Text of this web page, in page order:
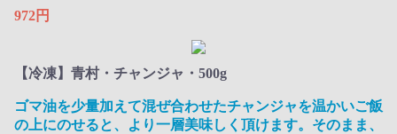
972円
【冷凍】青村・チャンジャ・500g
ゴマ油を少量加えて混ぜ合わせたチャンジャを温かいご飯
の上にのせると、より一層美味しく頂けます。そのまま、